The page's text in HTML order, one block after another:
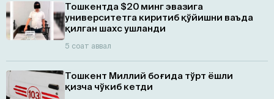
Тошкентда $20 минг эвазига
университетга киритиб қўйишни ваъда
қилган шахс ушланди
5 соат аввал
Тошкент Миллий боғида тўрт ёшли
қизча чўкиб кетди